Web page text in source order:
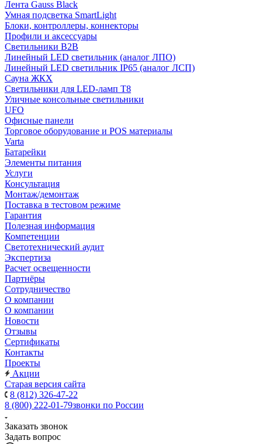
Лента Gauss Black
Умная подсветка SmartLight
Блоки, контроллеры, коннекторы
Профили и аксессуары
Светильники B2B
Линейный LED светильник (аналог ЛПО)
Линейный LED светильник IP65 (аналог ЛСП)
Сауна ЖКХ
Светильники для LED-ламп T8
Уличные консольные светильники
UFO
Офисные панели
Торговое оборудование и POS материалы
Varta
Батарейки
Элементы питания
Услуги
Консультация
Монтаж/демонтаж
Поставка в тестовом режиме
Гарантия
Полезная информация
Компетенции
Светотехнический аудит
Экспертиза
Расчет освещенности
Партнёры
Cотрудничество
О компании
О компании
Новости
Отзывы
Сертификаты
Контакты
Проекты
Акции
Старая версия сайта
8 (812) 326-47-22
8 (800) 222-01-79звонки по России
Заказать звонок
Задать вопрос